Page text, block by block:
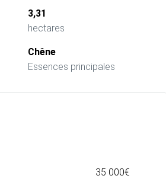
3,31
hectares
Chêne
Essences principales
35 000€